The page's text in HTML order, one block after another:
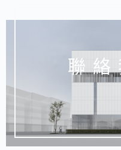
聯絡